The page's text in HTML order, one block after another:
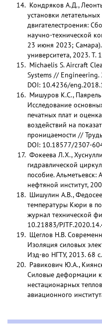
Кондряков А.Д.,
установки
двигателестроения:
научно-технической
23 июня 2023;
университета, 2023. Т.
Michaelis S. Aircraft
Systems // Engineering.
DOI: 10.4236/
Мишуров К.С.,
Исследование
печатных плат и
воздействий на
проницаемости //
DOI: 10.18577/2307-
Фокеева Л.Х.,
гидравлической
пособие. Альметьевск:
нефтяной институт,
Шишулин А.В.,
температуры Кюри в
журнал технической
10.21883/
Щеглов Н.В.
Изоляция силовых
Изд-во НГТУ, 2013. 68 с.
Равикович Ю.А.,
Силовые деформации
нестационарных
авиационного